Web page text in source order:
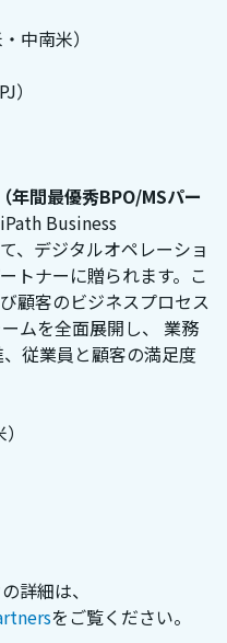
・中南米）
）
間最優秀BPO/MSパー
Business
デジタルオペレーショ
トナーに贈られます。こ
顧客のビジネスプロセス
ムを全面展開し、 業務
従業員と顧客の満足度
詳細は、
をご覧ください。